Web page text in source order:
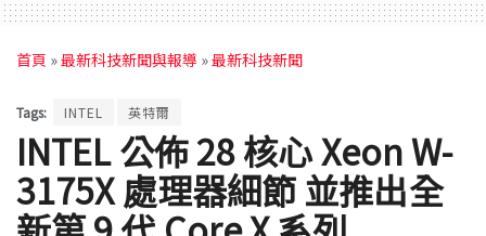
首頁 »最新科技新聞與報導 »最新科技新聞
Tags: INTEL 英特爾
INTEL 公佈 28 核心 Xeon W-
3175X 處理器細節 並推出全